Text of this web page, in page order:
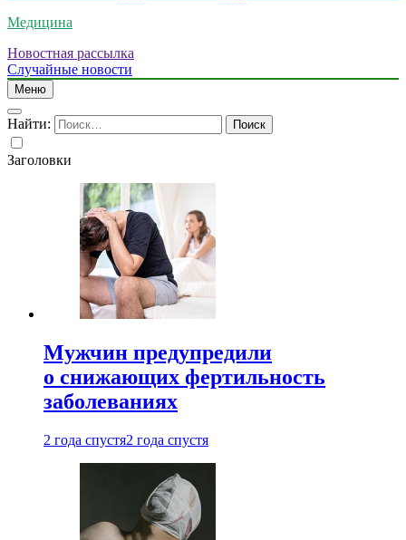
Медицина
Новостная рассылка
Случайные новости
Меню
Найти:
Заголовки
Мужчин предупредили
о снижающих фертильность
заболеваниях
2 года спустя2 года спустя